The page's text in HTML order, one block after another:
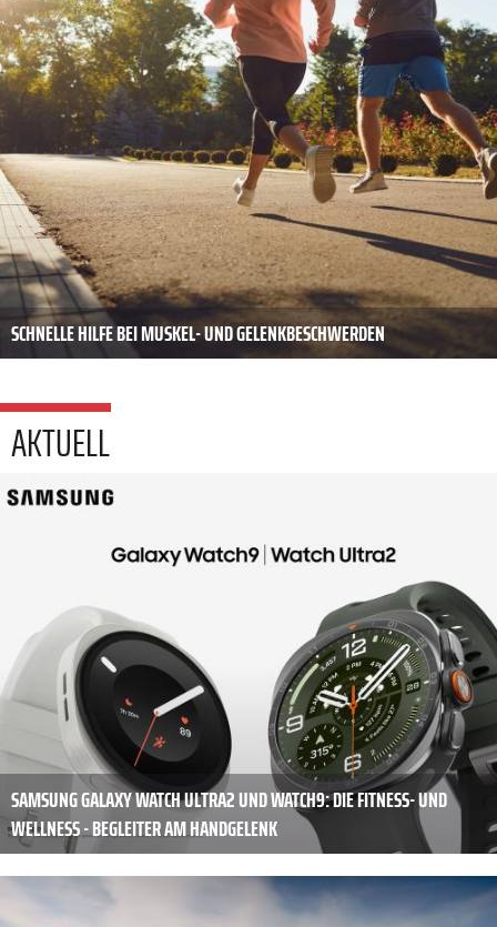
SCHNELLE HILFE BEI MUSKEL- UND GELENKBESCHWERDEN
AKTUELL
SAMSUNG GALAXY WATCH ULTRA2 UND WATCH9: DIE FITNESS- UND
WELLNESS - BEGLEITER AM HANDGELENK